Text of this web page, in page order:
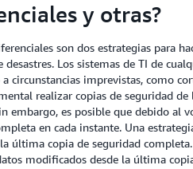
y otras?
son dos estrategias para
Los sistemas de TI de
circunstancias imprevistas, como
realizar copias de seguridad
embargo, es posible que debido al
en cada instante. Una
última copia de seguridad
modificados desde la última